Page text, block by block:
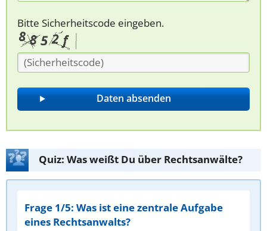
Bitte Sicherheitscode eingeben.
Quiz: Was weißt Du über Rechtsanwälte?
Frage 1/5: Was ist eine zentrale Aufgabe
eines Rechtsanwalts?